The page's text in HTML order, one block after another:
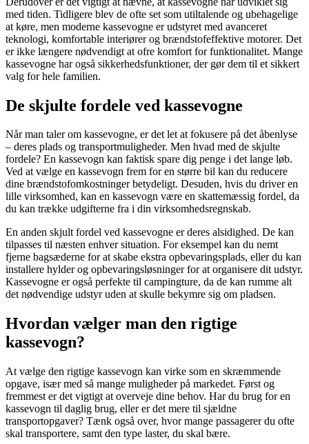
med tiden. Tidligere blev de ofte set som utiltalende og ubehagelige
at køre, men moderne kassevogne er udstyret med avanceret
teknologi, komfortable interiører og brændstofeffektive motorer. Det
er ikke længere nødvendigt at ofre komfort for funktionalitet. Mange
kassevogne har også sikkerhedsfunktioner, der gør dem til et sikkert
valg for hele familien.
De skjulte fordele ved kassevogne
Når man taler om kassevogne, er det let at fokusere på det åbenlyse
– deres plads og transportmuligheder. Men hvad med de skjulte
fordele? En kassevogn kan faktisk spare dig penge i det lange løb.
Ved at vælge en kassevogn frem for en større bil kan du reducere
dine brændstofomkostninger betydeligt. Desuden, hvis du driver en
lille virksomhed, kan en kassevogn være en skattemæssig fordel, da
du kan trække udgifterne fra i din virksomhedsregnskab.
En anden skjult fordel ved kassevogne er deres alsidighed. De kan
tilpasses til næsten enhver situation. For eksempel kan du nemt
fjerne bagsæderne for at skabe ekstra opbevaringsplads, eller du kan
installere hylder og opbevaringsløsninger for at organisere dit udstyr.
Kassevogne er også perfekte til campingture, da de kan rumme alt
det nødvendige udstyr uden at skulle bekymre sig om pladsen.
Hvordan vælger man den rigtige
kassevogn?
At vælge den rigtige kassevogn kan virke som en skræmmende
opgave, især med så mange muligheder på markedet. Først og
fremmest er det vigtigt at overveje dine behov. Har du brug for en
kassevogn til daglig brug, eller er det mere til sjældne
transportopgaver? Tænk også over, hvor mange passagerer du ofte
skal transportere, samt den type laster, du skal bære.